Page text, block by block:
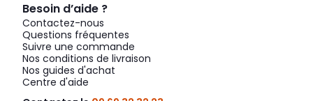
Besoin d’aide ?
Contactez-nous
Questions fréquentes
Suivre une commande
Nos conditions de livraison
Nos guides d'achat
Centre d'aide